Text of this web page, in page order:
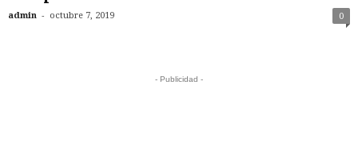
admin - octubre 7, 2019 0
- Publicidad -